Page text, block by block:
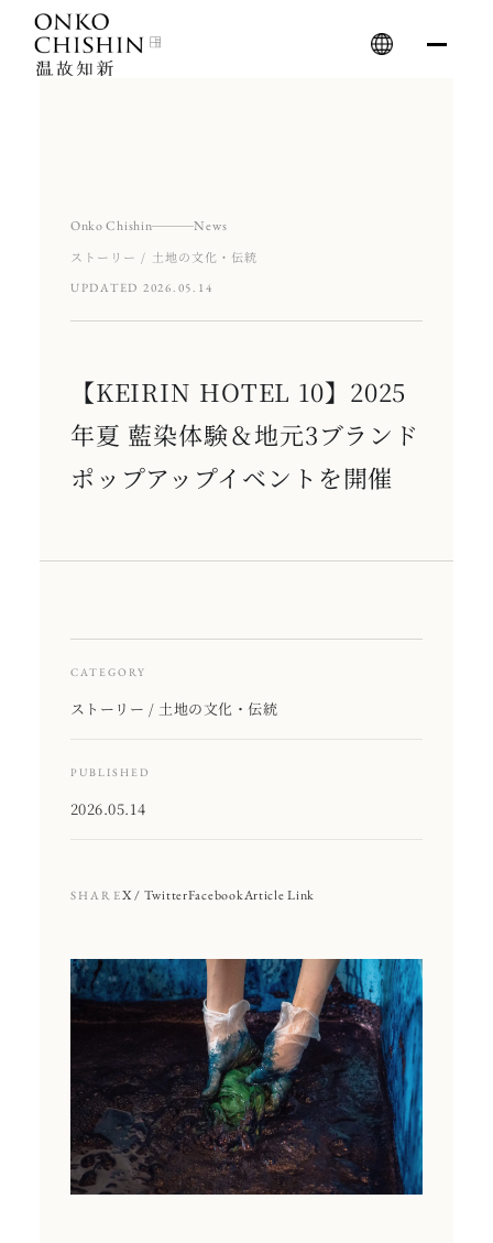
content
Onko Chishin
News
ストーリー / 土地の文化・伝統
UPDATED 2026.05.14
【KEIRIN HOTEL 10】2025
年夏 藍染体験＆地元3ブランド
ポップアップイベントを開催
CATEGORY
ストーリー / 土地の文化・伝統
PUBLISHED
2026.05.14
SHAREX / TwitterFacebookArticle Link